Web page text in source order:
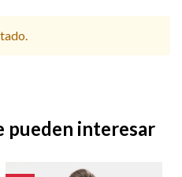
pueden interesar
Chalecos